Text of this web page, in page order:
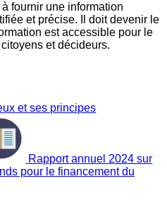
fournir une information
et précise. Il doit devenir le
est accessible pour le
et décideurs.
et ses principes
Rapport annuel 2024 sur
pour le financement du